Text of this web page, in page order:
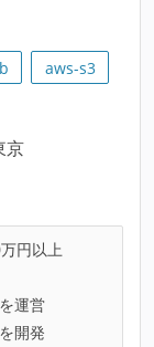
aws-s3
京
円以上
運営
開発